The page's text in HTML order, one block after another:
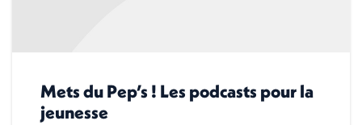
Mets du Pep’s ! Les podcasts pour la
jeunesse